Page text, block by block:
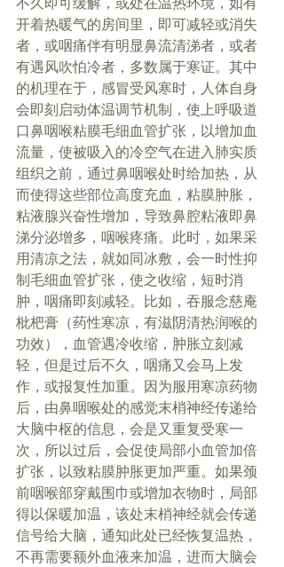
不久即可缓解，或处在温热环境，如有
开着热暖气的房间里，即可减轻或消失
者，或咽痛伴有明显鼻流清涕者，或者
有遇风吹怕冷者，多数属于寒证。其中
的机理在于，感冒受风寒时，人体自身
会即刻启动体温调节机制，使上呼吸道
口鼻咽喉粘膜毛细血管扩张，以增加血
流量，使被吸入的冷空气在进入肺实质
组织之前，通过鼻咽喉处时给加热，从
而使得这些部位高度充血，粘膜肿胀，
粘液腺兴奋性增加，导致鼻腔粘液即鼻
涕分泌增多，咽喉疼痛。此时，如果采
用清凉之法，就如同冰敷，会一时性抑
制毛细血管扩张，使之收缩，短时消
肿，咽痛即刻减轻。比如，吞服念慈庵
枇杷膏（药性寒凉，有滋阴清热润喉的
功效），血管遇冷收缩，肿胀立刻减
轻，但是过后不久，咽痛又会马上发
作，或报复性加重。因为服用寒凉药物
后，由鼻咽喉处的感觉末梢神经传递给
大脑中枢的信息，会是又重复受寒一
次，所以过后，会促使局部小血管加倍
扩张，以致粘膜肿胀更加严重。如果颈
前咽喉部穿戴围巾或增加衣物时，局部
得以保暖加温，该处末梢神经就会传递
信号给大脑，通知此处已经恢复温热，
不再需要额外血液来加温，进而大脑会